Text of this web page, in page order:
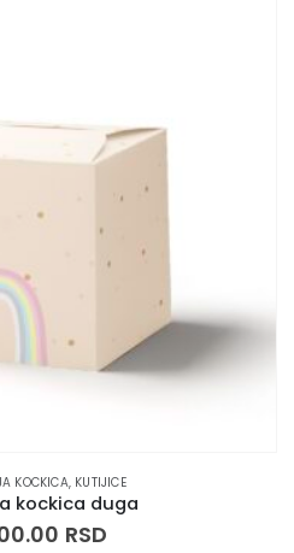
KOCKICA, KUTIJICE
kockica duga
RSD